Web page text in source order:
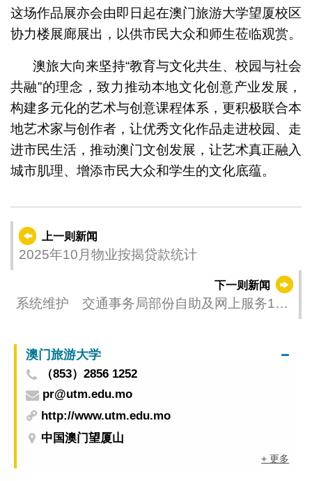
这场作品展亦会由即日起在澳门旅游大学望厦校区
协力楼展廊展出，以供市民大众和师生莅临观赏。
澳旅大向来坚持“教育与文化共生、校园与社会
共融”的理念，致力推动本地文化创意产业发展，
构建多元化的艺术与创意课程体系，更积极联合本
地艺术家与创作者，让优秀文化作品走进校园、走
进市民生活，推动澳门文创发展，让艺术真正融入
城市肌理、增添市民大众和学生的文化底蕴。
上一则新闻
2025年10月物业按揭贷款统计
下一则新闻
系统维护 交通事务局部份自助及网上服务17
澳门旅游大学
（853）2856 1252
pr@utm.edu.mo
http://www.utm.edu.mo
中国澳门望厦山
+ 更多